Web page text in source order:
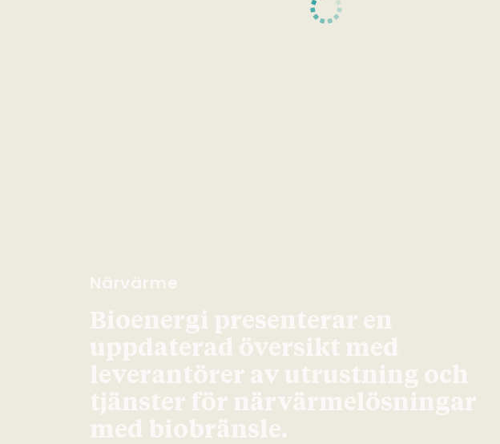
Närvärme
Bioenergi presenterar en
uppdaterad översikt med
leverantörer av utrustning och
tjänster för närvärmelösningar
med biobränsle.